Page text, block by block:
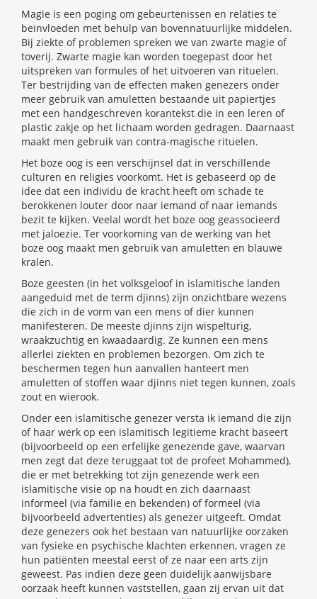
Magie is een poging om gebeurtenissen en relaties te
beïnvloeden met behulp van bovennatuurlijke middelen.
Bij ziekte of problemen spreken we van zwarte magie of
toverij. Zwarte magie kan worden toegepast door het
uitspreken van formules of het uitvoeren van rituelen.
Ter bestrijding van de effecten maken genezers onder
meer gebruik van amuletten bestaande uit papiertjes
met een handgeschreven korantekst die in een leren of
plastic zakje op het lichaam worden gedragen. Daarnaast
maakt men gebruik van contra-magische rituelen.
Het boze oog is een verschijnsel dat in verschillende
culturen en religies voorkomt. Het is gebaseerd op de
idee dat een individu de kracht heeft om schade te
berokkenen louter door naar iemand of naar iemands
bezit te kijken. Veelal wordt het boze oog geassocieerd
met jaloezie. Ter voorkoming van de werking van het
boze oog maakt men gebruik van amuletten en blauwe
kralen.
Boze geesten (in het volksgeloof in islamitische landen
aangeduid met de term djinns) zijn onzichtbare wezens
die zich in de vorm van een mens of dier kunnen
manifesteren. De meeste djinns zijn wispelturig,
wraakzuchtig en kwaadaardig. Ze kunnen een mens
allerlei ziekten en problemen bezorgen. Om zich te
beschermen tegen hun aanvallen hanteert men
amuletten of stoffen waar djinns niet tegen kunnen, zoals
zout en wierook.
Onder een islamitische genezer versta ik iemand die zijn
of haar werk op een islamitisch legitieme kracht baseert
(bijvoorbeeld op een erfelijke genezende gave, waarvan
men zegt dat deze teruggaat tot de profeet Mohammed),
die er met betrekking tot zijn genezende werk een
islamitische visie op na houdt en zich daarnaast
informeel (via familie en bekenden) of formeel (via
bijvoorbeeld advertenties) als genezer uitgeeft. Omdat
deze genezers ook het bestaan van natuurlijke oorzaken
van fysieke en psychische klachten erkennen, vragen ze
hun patiënten meestal eerst of ze naar een arts zijn
geweest. Pas indien deze geen duidelijk aanwijsbare
oorzaak heeft kunnen vaststellen, gaan zij ervan uit dat